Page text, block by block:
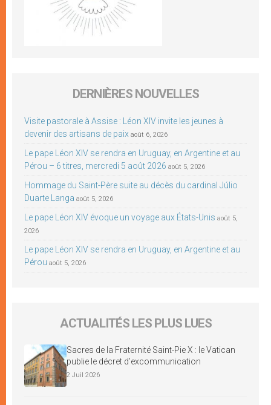
DERNIÈRES NOUVELLES
Visite pastorale à Assise : Léon XIV invite les jeunes à
devenir des artisans de paix août 6, 2026
Le pape Léon XIV se rendra en Uruguay, en Argentine et au
Pérou – 6 titres, mercredi 5 août 2026 août 5, 2026
Hommage du Saint-Père suite au décès du cardinal Júlio
Duarte Langa août 5, 2026
Le pape Léon XIV évoque un voyage aux États-Unis août 5,
2026
Le pape Léon XIV se rendra en Uruguay, en Argentine et au
Pérou août 5, 2026
ACTUALITÉS LES PLUS LUES
Sacres de la Fraternité Saint-Pie X : le Vatican
publie le décret d’excommunication
2 Juil 2026